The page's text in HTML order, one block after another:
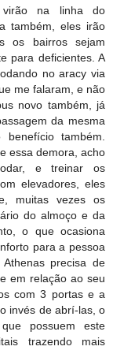
na linha do
também, eles irão
os bairros sejam
para deficientes. A
no aracy via
me falaram, e não
novo também, já
da mesma
também.
essa demora, acho
e treinar os
elevadores, eles
muitas vezes os
do almoço e da
o que ocasiona
para a pessoa
precisa de
em relação ao seu
com 3 portas e a
invés de abrí-las, o
possuem este
trazendo mais